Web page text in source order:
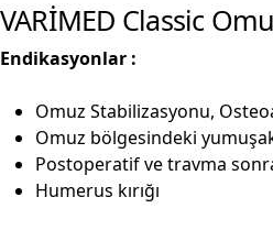
VARİMED Classic
Endikasyonlar :
Omuz Stabilizasyonu,
Omuz bölgesindeki
Postoperatif ve travma
Humerus kırığı